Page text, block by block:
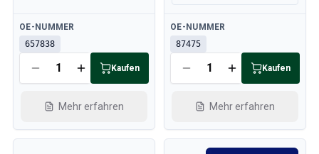
Volvo 850 Lenkung/Federung
Volvo 850 Verschiedene Ersatzteile
Volvo 940/960 Ersatzteile
Kraftstoff & Abgas
Felgen & Reifen
Verfügbar
OE-NUMMER
657838
Kaufen
Mehr erfahren
Verfügbar
OE-NUMMER
87475
Kaufen
Mehr erfahren